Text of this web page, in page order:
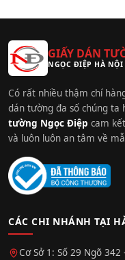
GIẤY DÁN
NGỌC ĐIỆP HÀ NỘI
Có rất nhiều thậm chí
dán tường đa số chúng ta
tường Ngọc Điệp cam
và luôn luôn an tâm về
CÁC CHI NHÁNH TẠI
Cơ Sở 1: Số 29 Ngõ